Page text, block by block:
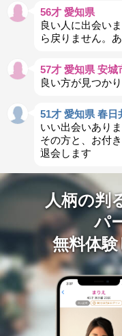
56才 愛知県
良い人に出会い
ら戻りません。
57才 愛知県 安城
良い方が見つか
51才 愛知県 春日
いい出会いあり
その方と、お付
退会します
人柄の判
パ
無料体